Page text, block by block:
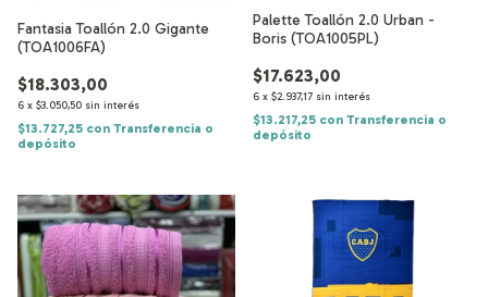
Fantasia Toallón 2.0 Gigante
(TOA1006FA)
$18.303,00
6 x $3.050,50 sin interés
$13.727,25 con Transferencia o
depósito
Palette Toallón 2.0 Urban -
Boris (TOA1005PL)
$17.623,00
6 x $2.937,17 sin interés
$13.217,25 con Transferencia o
depósito